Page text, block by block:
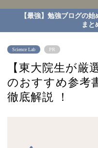
【最強】勉強ブログの
まと
Science Lab PR
【東大院生が厳
のおすすめ参考
徹底解説 ！